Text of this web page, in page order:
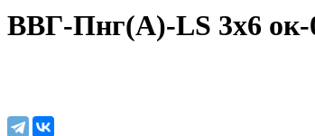
ВВГ-Пнг(А)-LS 3х6